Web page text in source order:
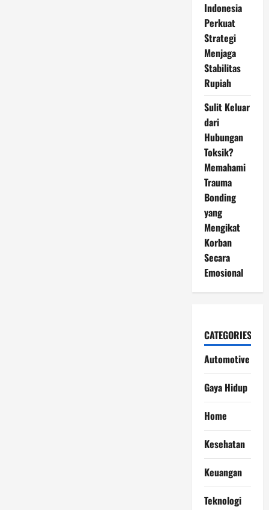
Indonesia
Perkuat
Strategi
Menjaga
Stabilitas
Rupiah
Sulit Keluar
dari
Hubungan
Toksik?
Memahami
Trauma
Bonding
yang
Mengikat
Korban
Secara
Emosional
CATEGORIES
Automotive
Gaya Hidup
Home
Kesehatan
Keuangan
Teknologi